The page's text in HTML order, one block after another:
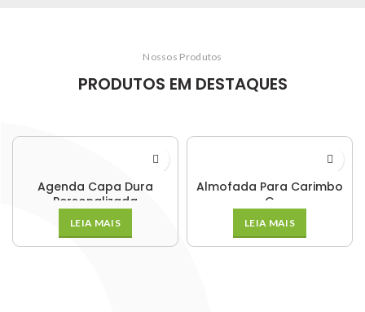
Nossos Produtos
PRODUTOS EM DESTAQUES
Agenda Capa Dura
Personalizada
LEIA MAIS
Almofada Para Carimbo
G
LEIA MAIS